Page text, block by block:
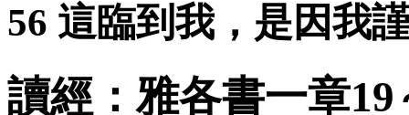
56 這臨到我，是因我
讀經：雅各書一章